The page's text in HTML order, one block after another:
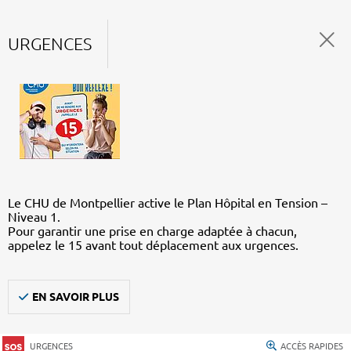
URGENCES
Le CHU de Montpellier active le Plan Hôpital en Tension –
Niveau 1.
Pour garantir une prise en charge adaptée à chacun,
appelez le 15 avant tout déplacement aux urgences.
EN SAVOIR PLUS
URGENCES ACCÈS RAPIDES